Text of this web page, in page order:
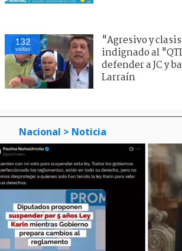
132
visitas
"Agresivo y
indignado al
defender a JC y
Larraín
Nacional > Noticia